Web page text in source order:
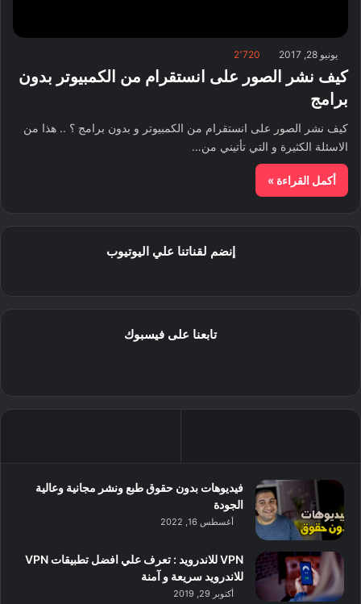
يونيو 28, 2017 2٬720
كيف نشر الصور على انستقرام من الكمبيوتر بدون
برامج
كيف نشر الصور على انستقرام من الكمبيوتر و بدون برامج ؟ .. هذا من
الاسئلة الكثيرة و التي تأتيني من…
أكمل القراءة »
إنضم لقناتنا علي اليوتيوب
تابعنا على فيسبوك
فيديوهات بدون حقوق طبع ونشر مجانية وعالية
الجودة
أغسطس 16, 2022
VPN للاندرويد : تعرف علي افضل تطبيقات VPN
للاندرويد سريعة و آمنة
أكتوبر 29, 2019